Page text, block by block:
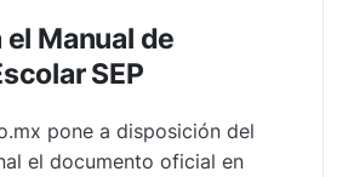
Manual de
SEP
pone a disposición del
el documento oficial en